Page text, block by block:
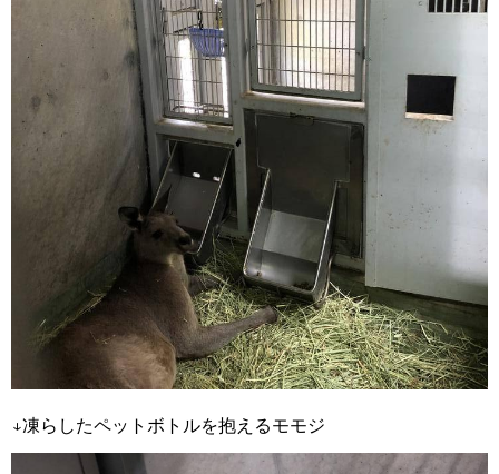
↓凍らしたペットボトルを抱えるモモジ